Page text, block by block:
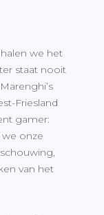
we het
staat nooit
Friesland
gamer:
onze
van het